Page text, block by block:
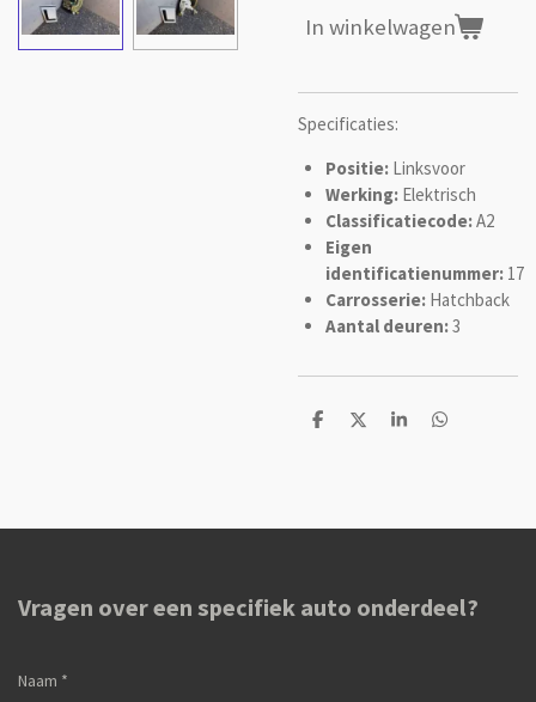
In winkelwagen
Specificaties:
Positie: Linksvoor
Werking: Elektrisch
Classificatiecode:A2
Eigen
identificatienummer: 17
Carrosserie: Hatchback
Aantal deuren:3
D
D
S
D
Vragen over een specifiek auto onderdeel?
Naam *